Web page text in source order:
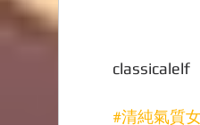
classicalelf
#清純氣質